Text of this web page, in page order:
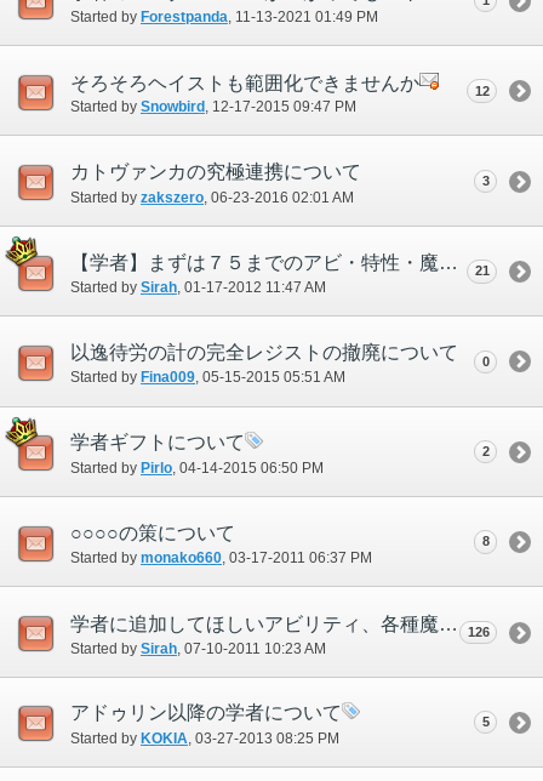
Started by Forestpanda‎, 11-13-2021 01:49 PM
そろそろヘイストも範囲化できませんか
Started by Snowbird ‎, 12-17-2015 09:47 PM
12
カトヴァンカの究極連携について
Started by zakszero ‎, 06-23-2016 02:01 AM
3
【学者】まずは７５までのアビ・特性・魔法の見直しをしてほしい。
Started by Sirah‎, 01-17-2012 11:47 AM
21
以逸待労の計の完全レジストの撤廃について
Started by Fina009‎, 05-15-2015 05:51 AM
0
学者ギフトについて
Started by Pirlo ‎, 04-14-2015 06:50 PM
2
○○○○の策について
Started by monako660‎, 03-17-2011 06:37 PM
8
学者に追加してほしいアビリティ、各種魔法
Started by Sirah ‎, 07-10-2011 10:23 AM
126
アドゥリン以降の学者について
Started by KOKIA‎, 03-27-2013 08:25 PM
5